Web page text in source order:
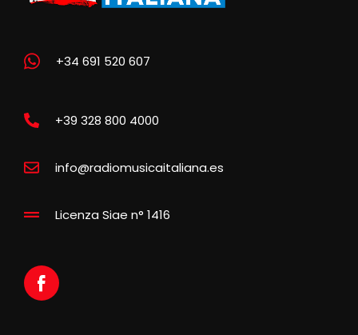
+34 691 520 607
+39 328 800 4000
info@radiomusicaitaliana.es
Licenza Siae n° 1416